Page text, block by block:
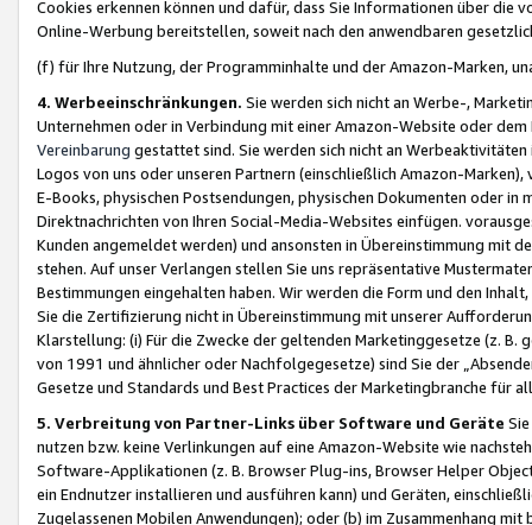
Cookies erkennen können und dafür, dass Sie Informationen über die
Online-Werbung bereitstellen, soweit nach den anwendbaren
(f) für Ihre Nutzung, der Programminhalte und der Amazon-Marken,
4. Werbeeinschränkungen. Sie werden sich nicht an Werbe-,
Unternehmen oder in Verbindung mit einer Amazon-Website oder
Vereinbarung gestattet sind. Sie werden sich nicht an
Logos von uns oder unseren Partnern (einschließlich Amazon-
E-Books, physischen Postsendungen, physischen Dokumenten oder in
Direktnachrichten von Ihren Social-Media-Websites einfügen.
Kunden angemeldet werden) und ansonsten in Übereinstimmung mit
stehen. Auf unser Verlangen stellen Sie uns repräsentative
Bestimmungen eingehalten haben. Wir werden die Form und den
Sie die Zertifizierung nicht in Übereinstimmung mit unserer
Klarstellung: (i) Für die Zwecke der geltenden Marketinggesetze (z. B.
von 1991 und ähnlicher oder Nachfolgegesetze) sind Sie der
Gesetze und Standards und Best Practices der Marketingbranche für
5. Verbreitung von Partner-Links über Software und Geräte
nutzen bzw. keine Verlinkungen auf eine Amazon-Website wie
Software-Applikationen (z. B. Browser Plug-ins, Browser Helper
ein Endnutzer installieren und ausführen kann) und Geräten,
Zugelassenen Mobilen Anwendungen); oder (b) im Zusammenhang